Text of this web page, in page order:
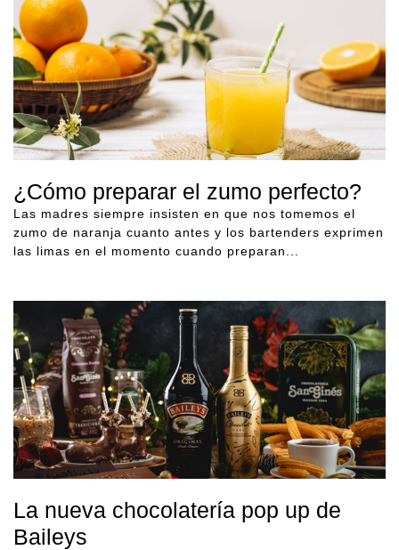
¿Cómo preparar el zumo perfecto?
Las madres siempre insisten en que nos tomemos el
zumo de naranja cuanto antes y los bartenders exprimen
las limas en el momento cuando preparan...
La nueva chocolatería pop up de
Baileys